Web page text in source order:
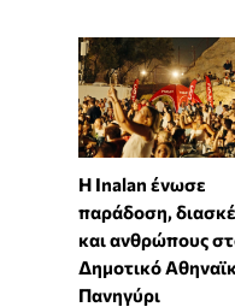
Η Inalan ένωσε
παράδοση,
και ανθρώπους
Δημοτικό
Πανηγύρι